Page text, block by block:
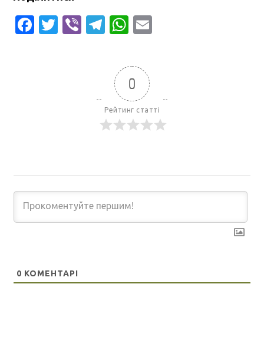
Facebook
Twitter
ViberTelegram
WhatsApp
0
Рейтинг статті
0 КОМЕНТАРІ